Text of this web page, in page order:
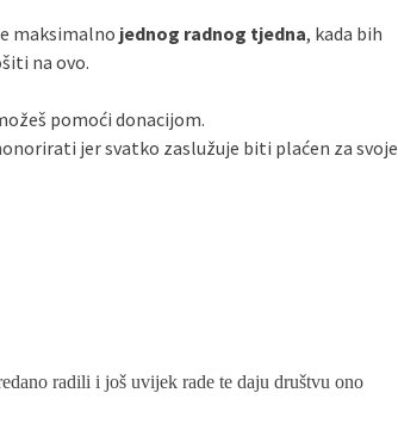
maksimalno jednog radnog tjedna, kada bih
na ovo.
pomoći donacijom.
jer svatko zaslužuje biti plaćen za svoje
radili i još uvijek rade te daju društvu ono